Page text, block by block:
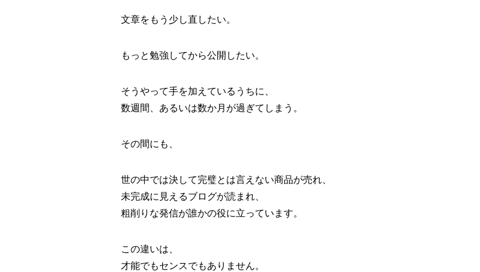
文章をもう少し直したい。
もっと勉強してから公開したい。
そうやって手を加えているうちに、
数週間、あるいは数か月が過ぎてしまう。
その間にも、
世の中では決して完璧とは言えない商品が売れ、
未完成に見えるブログが読まれ、
粗削りな発信が誰かの役に立っています。
この違いは、
才能でもセンスでもありません。